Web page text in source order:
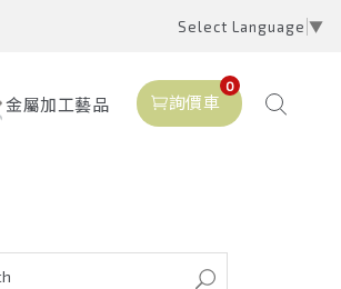
Select Language ▼
金屬加工藝品 詢價車
0